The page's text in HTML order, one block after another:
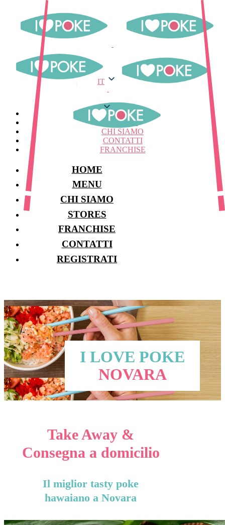
IT
MENU
STORES
CHI SIAMO
CONTATTI
FRANCHISE
HOME
MENU
CHI SIAMO
STORES
FRANCHISE
CONTATTI
REGISTRATI
I LOVE POKE
NOVARA
Take Away &
Consegna a domicilio
Il miglior tasty poke
hawaiano a Novara